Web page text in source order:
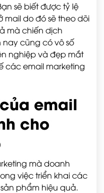
sẽ biết được tỷ lệ
do đó sẽ theo dõi
mà chiến dịch
nay cũng có vô số
nghiệp và đẹp mắt
các email marketing
email
cho
mà doanh
việc triển khai các
phẩm hiệu quả.